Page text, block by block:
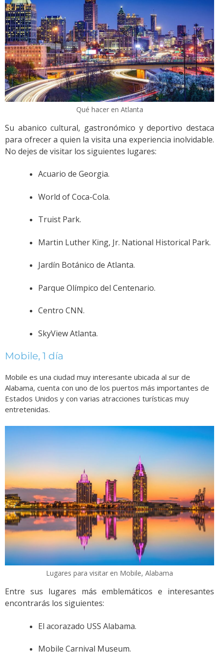
Qué hacer en Atlanta
Su abanico cultural, gastronómico y deportivo destaca
para ofrecer a quien la visita una experiencia inolvidable.
No dejes de visitar los siguientes lugares:
Acuario de Georgia.
World of Coca-Cola.
Truist Park.
Martin Luther King, Jr. National Historical Park.
Jardín Botánico de Atlanta.
Parque Olímpico del Centenario.
Centro CNN.
SkyView Atlanta.
Mobile, 1 día
Mobile es una ciudad muy interesante ubicada al sur de
Alabama, cuenta con uno de los puertos más importantes de
Estados Unidos y con varias atracciones turísticas muy
entretenidas.
Lugares para visitar en Mobile, Alabama
Entre sus lugares más emblemáticos e interesantes
encontrarás los siguientes:
El acorazado USS Alabama.
Mobile Carnival Museum.